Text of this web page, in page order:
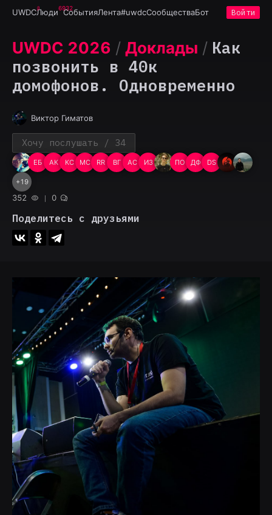
UWDCЛюди6932
СобытияЛента#uwdcСообществаБот Войти
UWDC 2026 / Доклады / Как
позвонить в 40к
домофонов. Одновременно
Виктор Гиматов
Хочу послушать / 34
ЕБ АК КС МС RR ВГ АС ИЗ ПО ДФ DS
+19
352 0
Поделитесь с друзьями